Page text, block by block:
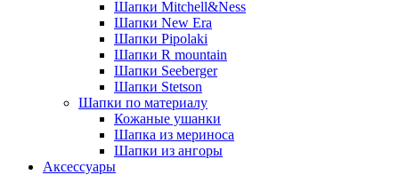
Шапки Mitchell&Ness
Шапки New Era
Шапки Pipolaki
Шапки R mountain
Шапки Seeberger
Шапки Stetson
Шапки по материалу
Кожаные ушанки
Шапка из мериноса
Шапки из ангоры
Аксессуары